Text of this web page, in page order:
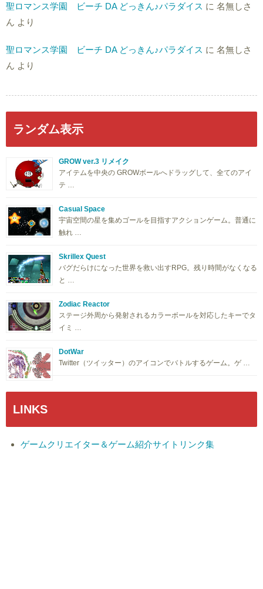
聖ロマンス学園 ビーチ DA どっきん♪パラダイス に 名無しさ
ん より
聖ロマンス学園 ビーチ DA どっきん♪パラダイス に 名無しさ
ん より
ランダム表示
GROW ver.3 リメイク
アイテムを中央の GROWボールへドラッグして、全てのアイ
テ …
Casual Space
宇宙空間の星を集めゴールを目指すアクションゲーム。普通に
触れ …
Skrillex Quest
バグだらけになった世界を救い出すRPG。残り時間がなくなる
と …
Zodiac Reactor
ステージ外周から発射されるカラーボールを対応したキーでタ
イミ …
DotWar
Twitter（ツイッター）のアイコンでバトルするゲーム。ゲ …
LINKS
ゲームクリエイター＆ゲーム紹介サイトリンク集